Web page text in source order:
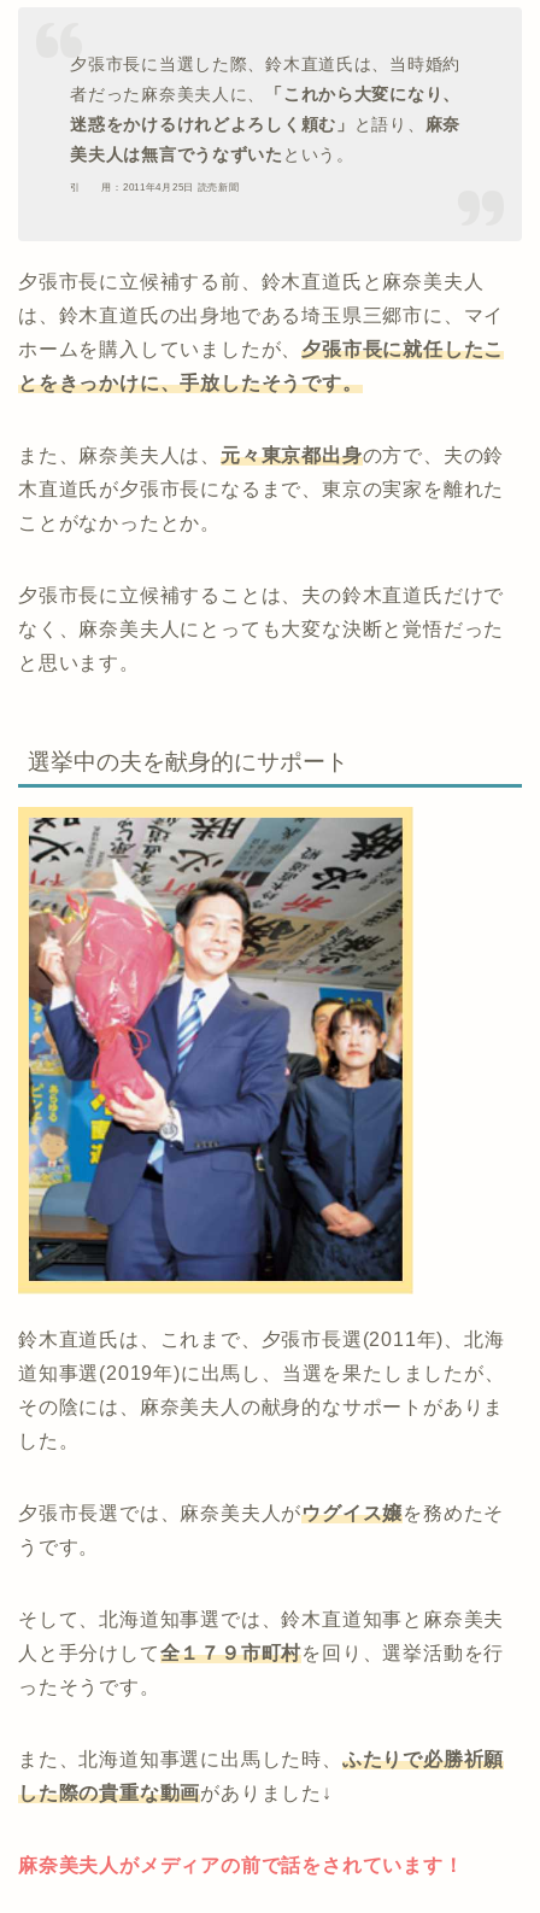
夕張市長に当選した際、鈴木直道氏は、当時婚約
者だった麻奈美夫人に、
「これから大変になり、
迷惑をかけるけれどよろしく頼む」
と語り、 麻奈
美夫人は無言でうなずいた という。
引 用：2011年4月25日 読売新聞
夕張市長に立候補する前、鈴木直道氏と麻奈美夫人
は、鈴木直道氏の出身地である埼玉県三郷市に、マイ
ホームを購入していましたが、夕張市長に就任したこ
とをきっかけに、手放したそうです。
また、麻奈美夫人は、 元々東京都出身の方で、夫の鈴
木直道氏が夕張市長になるまで、東京の実家を離れた
ことがなかったとか。
夕張市長に立候補することは、夫の鈴木直道氏だけで
なく、麻奈美夫人にとっても大変な決断と覚悟だった
と思います。
選挙中の夫を献身的にサポート
鈴木直道氏は、これまで、夕張市長選(2011年)、北海
道知事選(2019年)に出馬し、当選を果たしましたが、
その陰には、麻奈美夫人の献身的なサポートがありま
した。
夕張市長選では、麻奈美夫人がウグイス嬢を務めたそ
うです。
そして、北海道知事選では、鈴木直道知事と麻奈美夫
人と手分けして全１７９市町村を回り、選挙活動を行
ったそうです。
また、北海道知事選に出馬した時、 ふたりで必勝祈願
した際の貴重な動画がありました↓
麻奈美夫人がメディアの前で話をされています！